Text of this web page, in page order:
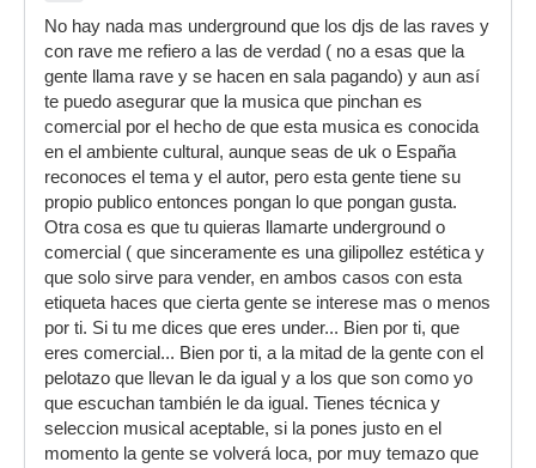
No hay nada mas underground que los djs de las raves y
con rave me refiero a las de verdad ( no a esas que la
gente llama rave y se hacen en sala pagando) y aun así
te puedo asegurar que la musica que pinchan es
comercial por el hecho de que esta musica es conocida
en el ambiente cultural, aunque seas de uk o España
reconoces el tema y el autor, pero esta gente tiene su
propio publico entonces pongan lo que pongan gusta.
Otra cosa es que tu quieras llamarte underground o
comercial ( que sinceramente es una gilipollez estética y
que solo sirve para vender, en ambos casos con esta
etiqueta haces que cierta gente se interese mas o menos
por ti. Si tu me dices que eres under... Bien por ti, que
eres comercial... Bien por ti, a la mitad de la gente con el
pelotazo que llevan le da igual y a los que son como yo
que escuchan también le da igual. Tienes técnica y
seleccion musical aceptable, si la pones justo en el
momento la gente se volverá loca, por muy temazo que